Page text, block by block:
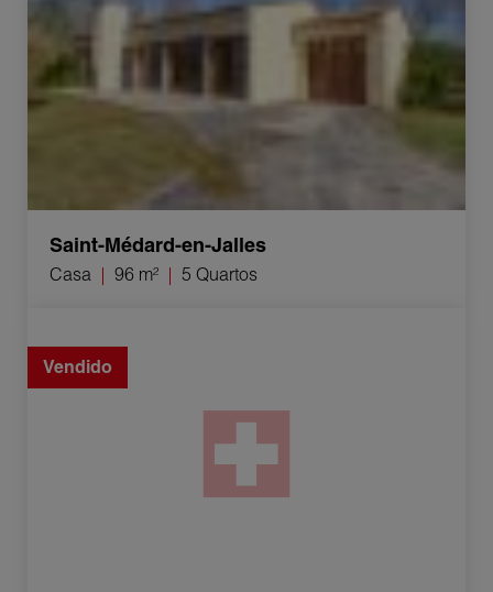
Saint-Médard-en-Jalles
Casa 96 m² 5 Quartos
Vendido